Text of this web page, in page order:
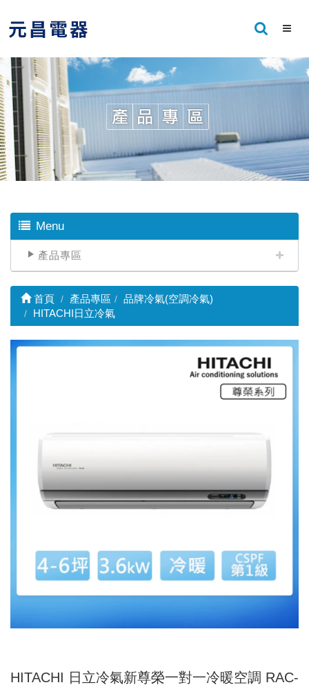
Menu
產品專區
首頁 產品專區
品牌冷氣(空調冷氣)
HITACHI日立冷氣
HITACHI 日立冷氣新尊榮一對一冷暖空調 RAC-